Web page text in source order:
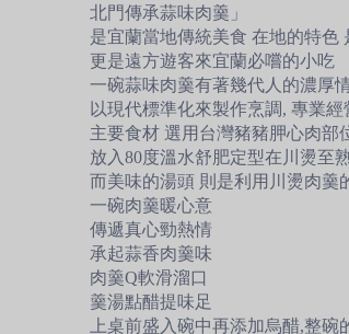
北門傳承蒜味肉羹」
是宜蘭當地傳統美食 在地的特色
更是遠方遊客來宜蘭必嚐的小吃
一碗蒜味肉羹有著幾代人的濃厚
以現代標準化來製作烹調, 專業
主要食材 選用台灣豬豬胛心肉部
放入80度溫水舒肥定型在川燙至熟
而美味的湯頭 則是利用川燙肉羹
一碗肉羹暖心意
傳遞真心勁熱情
承起蒜香肉羹味
肉羹Q軟滑溜口
羹湯點醋提味足
上桌前盛入碗中再添加烏醋,整